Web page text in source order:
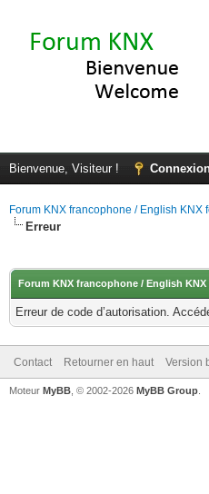
Bienvenue, Visiteur !
Forum KNX francophone / English KNX
Erreur
Forum KNX francophone / English KNX
Erreur de code d’autorisation.
Contact Retourner en haut Version
Moteur MyBB , © 2002-2026 MyBB Group